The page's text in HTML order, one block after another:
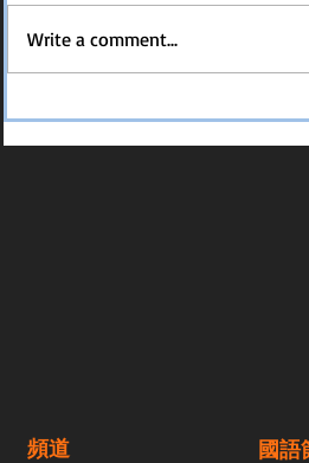
Write a comment...
頻道 國語